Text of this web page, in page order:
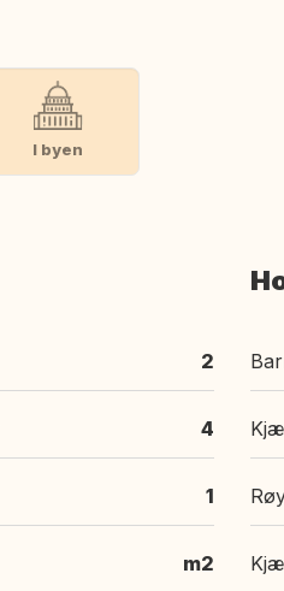
I byen
2
4
1
m2